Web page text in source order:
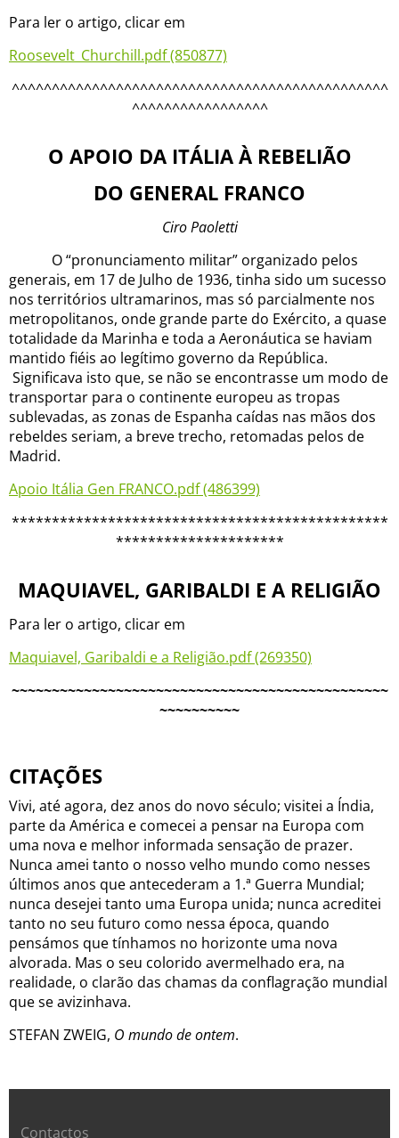
Para ler o artigo, clicar em
Roosevelt_Churchill.pdf (850877)
^^^^^^^^^^^^^^^^^^^^^^^^^^^^^^^^^^^^^^^^^^^^^^^
^^^^^^^^^^^^^^^^^
O APOIO DA ITÁLIA À REBELIÃO
DO GENERAL FRANCO
Ciro Paoletti
O “pronunciamento militar” organizado pelos
generais, em 17 de Julho de 1936, tinha sido um sucesso
nos territórios ultramarinos, mas só parcialmente nos
metropolitanos, onde grande parte do Exército, a quase
totalidade da Marinha e toda a Aeronáutica se haviam
mantido fiéis ao legítimo governo da República.
Significava isto que, se não se encontrasse um modo de
transportar para o continente europeu as tropas
sublevadas, as zonas de Espanha caídas nas mãos dos
rebeldes seriam, a breve trecho, retomadas pelos de
Madrid.
Apoio Itália Gen FRANCO.pdf (486399)
***********************************************
*********************
MAQUIAVEL, GARIBALDI E A RELIGIÃO
Para ler o artigo, clicar em
Maquiavel, Garibaldi e a Religião.pdf (269350)
~~~~~~~~~~~~~~~~~~~~~~~~~~~~~~~~~~~~~~~~~~~~~~~
~~~~~~~~~~
CITAÇÕES
Vivi, até agora, dez anos do novo século; visitei a Índia,
parte da América e comecei a pensar na Europa com
uma nova e melhor informada sensação de prazer.
Nunca amei tanto o nosso velho mundo como nesses
últimos anos que antecederam a 1.ª Guerra Mundial;
nunca desejei tanto uma Europa unida; nunca acreditei
tanto no seu futuro como nessa época, quando
pensámos que tínhamos no horizonte uma nova
alvorada. Mas o seu colorido avermelhado era, na
realidade, o clarão das chamas da conflagração mundial
que se avizinhava.
STEFAN ZWEIG, O mundo de ontem.
Contactos